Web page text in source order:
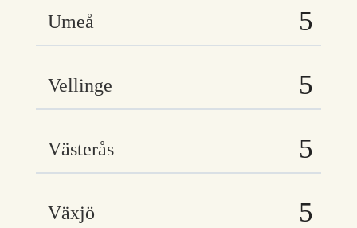
Umeå
Vellinge
Västerås
Växjö